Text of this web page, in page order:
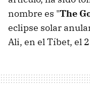
nombre es "The
eclipse solar
Ali, en el Tíbet, el